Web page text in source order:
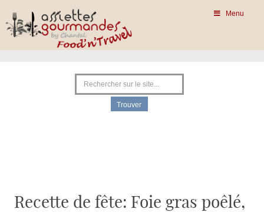
Menu
Recette de fête: Foie gras poêlé,